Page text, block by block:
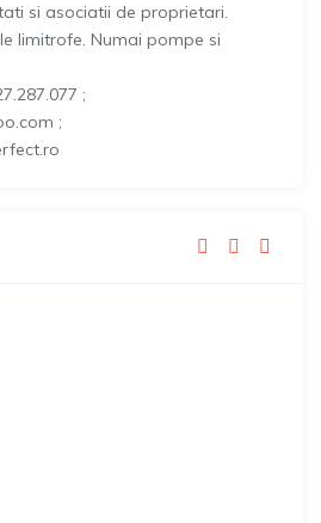
si asociatii de proprietari.
limitrofe. Numai pompe si
;
;